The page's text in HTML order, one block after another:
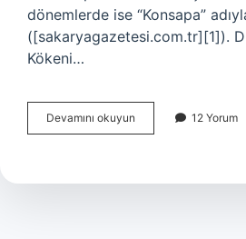
dönemlerde ise “Konsapa”
([sakaryagazetesi.com.tr][1]).
Kökeni…
Devamını okuyun Düzce’nin
diğer
?
12 Yorum